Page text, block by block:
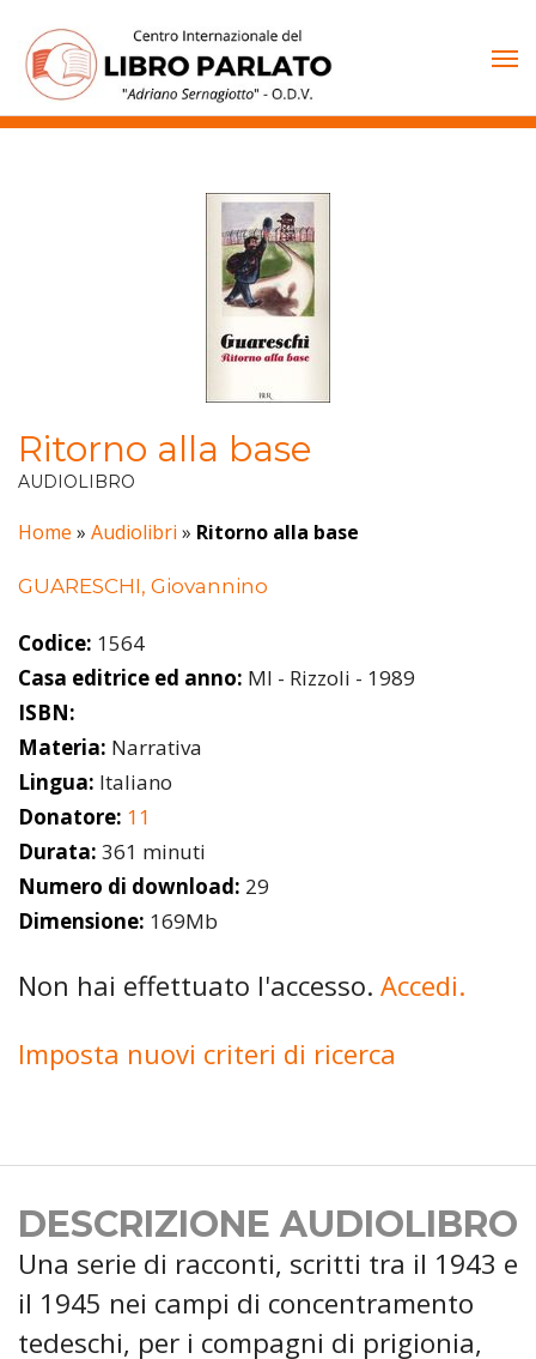
contenuto
Ritorno alla base
AUDIOLIBRO
Home » Audiolibri » Ritorno alla base
GUARESCHI, Giovannino
Codice: 1564
Casa editrice ed anno: MI - Rizzoli - 1989
ISBN:
Materia: Narrativa
Lingua: Italiano
Donatore: 11
Durata: 361 minuti
Numero di download: 29
Dimensione: 169Mb
Non hai effettuato l'accesso. Accedi.
Imposta nuovi criteri di ricerca
DESCRIZIONE AUDIOLIBRO
Una serie di racconti, scritti tra il 1943 e
il 1945 nei campi di concentramento
tedeschi, per i compagni di prigionia,